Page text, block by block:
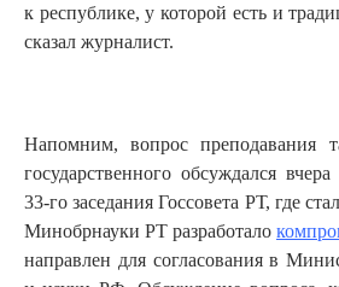
к республике, у которой есть и
сказал журналист.
Напомним, вопрос преподавания
государственного обсуждался
33-го заседания Госсовета РТ, где
Минобрнауки РТ разработало
направлен для согласования в